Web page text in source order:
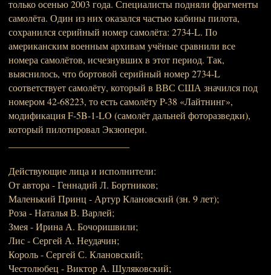
только осенью 2003 года. Специалисты подняли фрагменты
самолёта. Один из них оказался частью кабины пилота,
сохранился серийный номер самолёта: 2734-L. По
американским военным архивам учёные сравнили все
номера самолётов, исчезнувших в этот период. Так,
выяснилось, что бортовой серийный номер 2734-L
соответствует самолёту, который в ВВС США значился под
номером 42-68223, то есть самолёту P-38 «Лайтнинг»,
модификация F-5B-1-LO (самолёт дальней фоторазведки),
который пилотировал Экзюпери.
Действующие лица и исполнители:
От автора - Геннадий Л. Бортников;
Маленький Принц - Артур Клановский (зн. 9 лет);
Роза - Наталья В. Варлей;
Змея - Ирина А. Бочоришвили;
Лис - Сергей А. Неудачин;
Король - Сергей С. Клановский;
Честолюбец - Виктор А. Шуляковский;